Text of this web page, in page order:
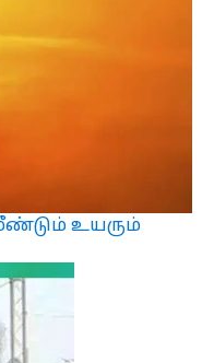
உயரும்